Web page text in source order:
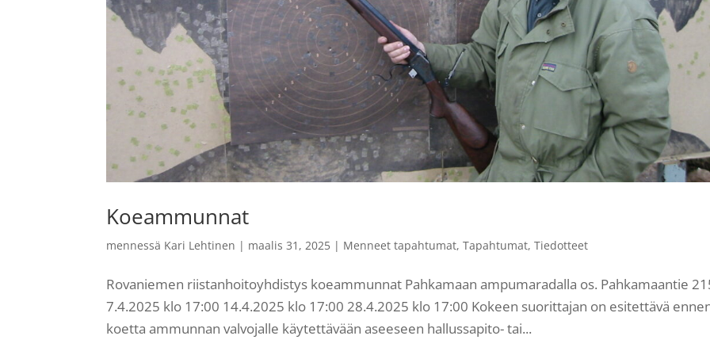
Koeammunnat
mennessä Kari Lehtinen | maalis 31, 2025 | Menneet tapahtumat,Tapahtumat,Tiedotteet
Rovaniemen riistanhoitoyhdistys koeammunnat Pahkamaan ampumaradalla os. Pahkamaantie
7.4.2025 klo 17:00 14.4.2025 klo 17:00 28.4.2025 klo 17:00 Kokeen suorittajan on esitettävä
koetta ammunnan valvojalle käytettävään aseeseen hallussapito- tai...